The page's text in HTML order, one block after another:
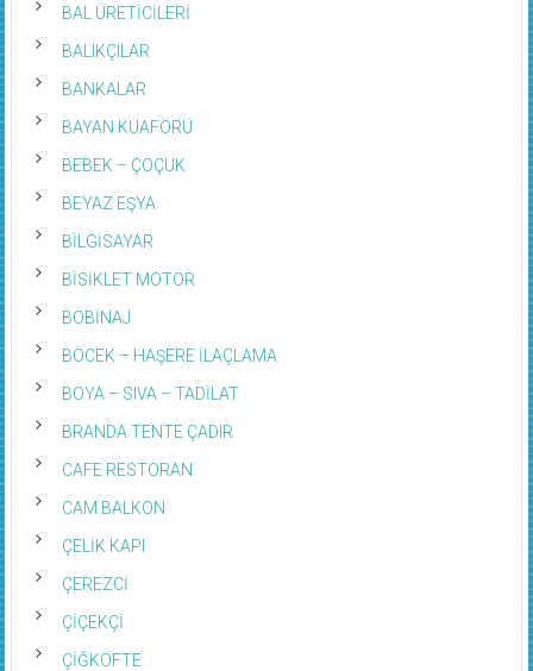
BAL ÜRETİCİLERİ
BALIKÇILAR
BANKALAR
BAYAN KUAFÖRÜ
BEBEK – ÇOÇUK
BEYAZ EŞYA
BİLGİSAYAR
BİSİKLET MOTOR
BOBİNAJ
BÖCEK – HAŞERE İLAÇLAMA
BOYA – SIVA – TADİLAT
BRANDA TENTE ÇADIR
CAFE RESTORAN
CAM BALKON
ÇELİK KAPI
ÇEREZCİ
ÇİÇEKÇİ
ÇİĞKÖFTE